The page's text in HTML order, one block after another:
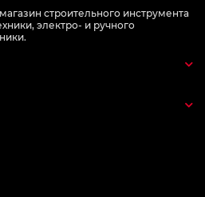
строительного инструмента
электро- и ручного